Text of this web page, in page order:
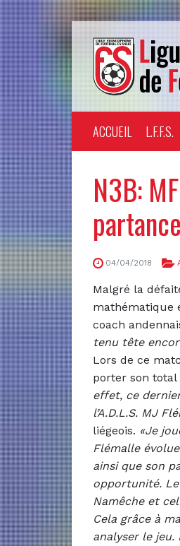
ACCUEIL L.F.F.S.
N3B:
04/04/2018
Malgré la
mathématique
coach
tenu tête
Lors de ce
porter son total
effet, ce
l’A.D.L.S. MJ
liégeois. «Je
Flémalle
ainsi que son
opportunité. Le
Namêche et
Cela grâce à
analyser le jeu.